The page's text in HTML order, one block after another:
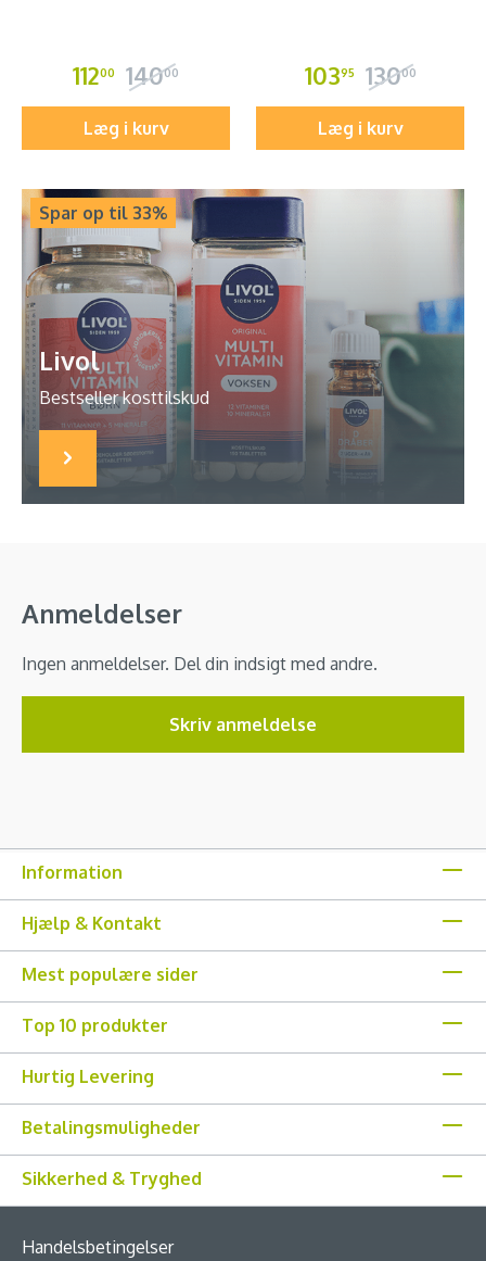
11200 14000
Læg i kurv
10395 13000
Læg i kurv
Spar op til 33%
Livol
Bestseller kosttilskud
Anmeldelser
Ingen anmeldelser. Del din indsigt med andre.
Skriv anmeldelse
Information
Hjælp & Kontakt
Mest populære sider
Top 10 produkter
Hurtig Levering
Betalingsmuligheder
Sikkerhed & Tryghed
Handelsbetingelser